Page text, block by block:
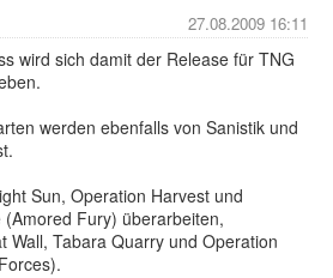
27.08.2009 16:11
wird sich damit der Release für TNG
werden ebenfalls von Sanistik und
Sun, Operation Harvest und
Fury) überarbeiten,
Wall, Tabara Quarry und Operation